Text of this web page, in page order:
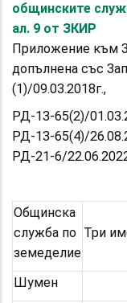
общинските
ал. 9 от ЗКИР
Приложение към
допълнена със
(1)/09.03.2018г.,
РД-13-65(2)/
РД-13-65(4)/
РД-21-6/
Общинска
служба по
земеделие
Три
Шумен